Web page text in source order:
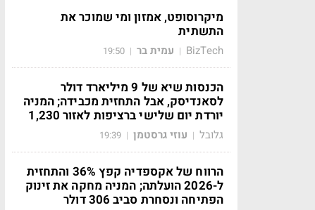
מיקרוסופט, אמזון ומי שמוכר את
התשתית
BizTech
| עמית בר |
19:50
הכנסות שיא של 9 מיליארד דולר
לסאנדיסק, אבל התחזית מכבידה; המניה
יורדת יום שלישי ברציפות לאזור 1,230
גלובל | עוזי גרסטמן |
19:39
הרווח של אקספדיה קפץ 36% והתחזית
ל-2026 הועלתה; המניה מחקה את זינוק
הפתיחה ונסחרת סביב 306 דולר